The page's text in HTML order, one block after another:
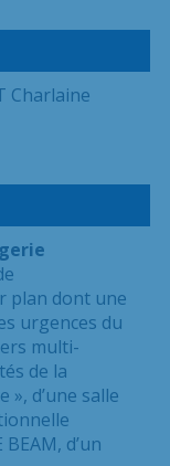
Charlaine
plan dont une
urgences du
multi-
de la
», d’une salle
d’un